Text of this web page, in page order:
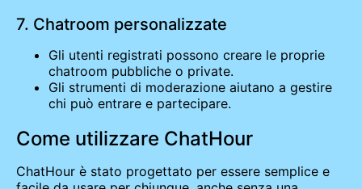
7. Chatroom personalizzate
Gli utenti registrati possono creare le proprie
chatroom pubbliche o private.
Gli strumenti di moderazione aiutano a gestire
chi può entrare e partecipare.
Come utilizzare ChatHour
ChatHour è stato progettato per essere semplice e